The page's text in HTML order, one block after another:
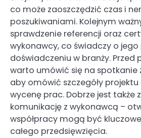
co może zaoszczędzić czas i
poszukiwaniami. Kolejnym
sprawdzenie referencji oraz
wykonawcy, co świadczy o
doświadczeniu w branży. Przed
warto umówić się na spotkanie
aby omówić szczegóły projektu
wycenę prac. Dobrze jest także
komunikację z wykonawcą –
współpracy mogą być
całego przedsięwzięcia.